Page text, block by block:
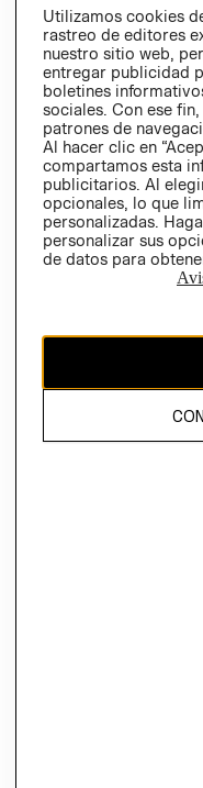
CAMBIAR REGIÓN
El contenido de esta
Utilizamos cookies
rastreo de editores
nuestro sitio web,
entregar publicidad
boletines
sociales. Con ese
patrones de
Al hacer clic en
compartamos esta
publicitarios. Al
opcionales, lo que
personalizadas.
personalizar sus
de datos para